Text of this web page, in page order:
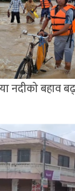
नदीको बहाव